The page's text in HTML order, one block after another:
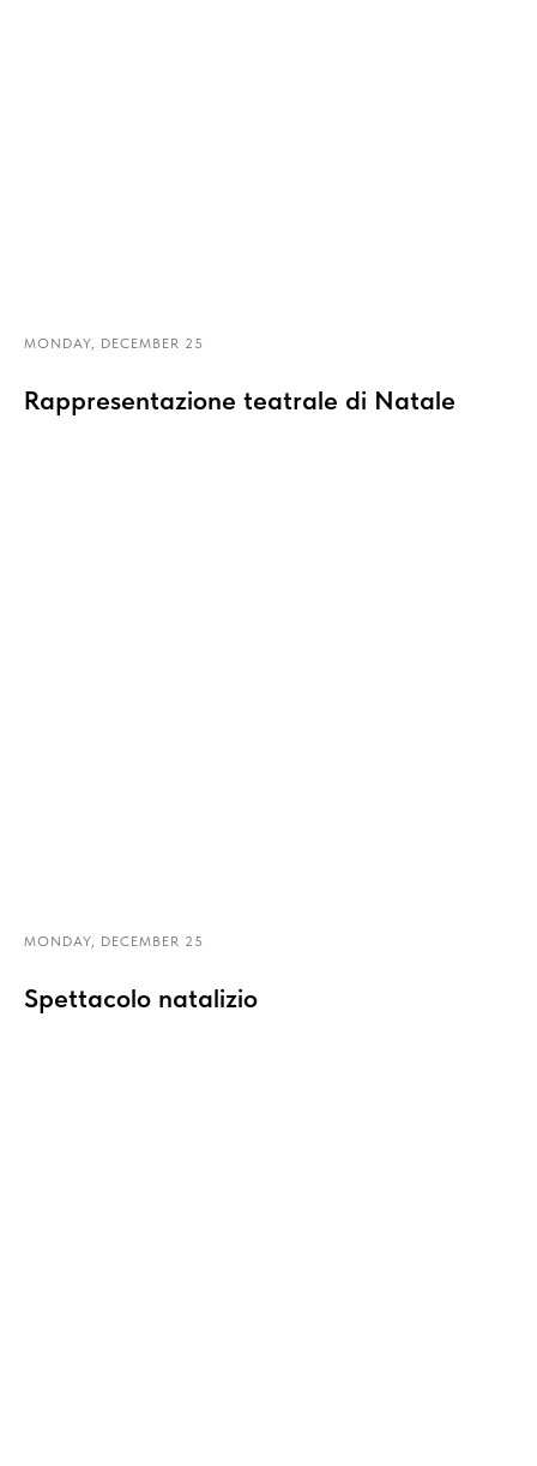
MONDAY, DECEMBER 25
Rappresentazione teatrale di Natale
MONDAY, DECEMBER 25
Spettacolo natalizio